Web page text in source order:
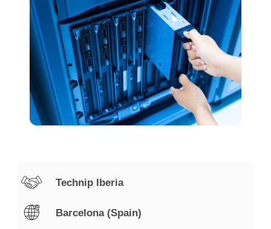
Technip Iberia
Barcelona (Spain)